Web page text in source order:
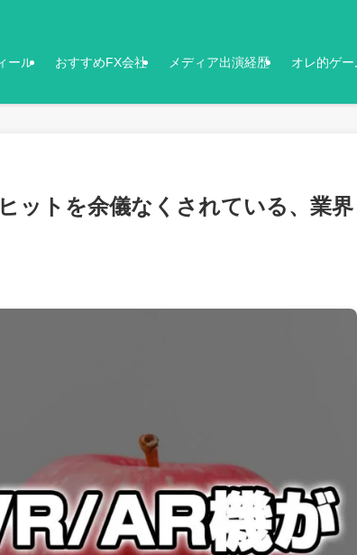
ール おすすめFX会社 メディア出演経歴 オレ的ゲ
ットを余儀なくされている、業界